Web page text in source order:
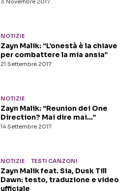
3 Novembre 2017
NOTIZIE
21 Settembre 2017
Zayn Malik: “L’onestà è la chiave
per combattere la mia ansia”
NOTIZIE
14 Settembre 2017
Zayn Malik: “Reunion dei One
Direction? Mai dire mai…”
NOTIZIE TESTI CANZONI
Zayn Malik feat. Sia, Dusk Till
Dawn: testo, traduzione e video
ufficiale